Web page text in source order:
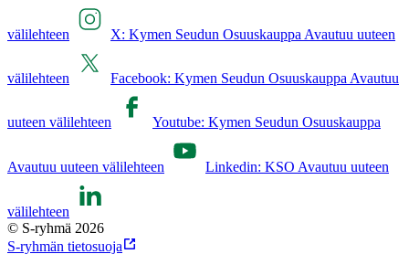
välilehteen X: Kymen Seudun Osuuskauppa Avautuu uuteen
välilehteen Facebook: Kymen Seudun Osuuskauppa Avautuu
uuteen välilehteen Youtube: Kymen Seudun Osuuskauppa
Avautuu uuteen välilehteen Linkedin: KSO Avautuu uuteen
välilehteen
© S-ryhmä 2026
S-ryhmän tietosuoja